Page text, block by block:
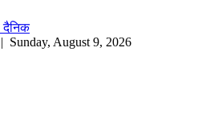
| Sunday, August 9, 2026